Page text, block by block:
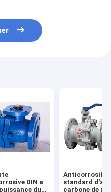
DIN a
du
Anticorrosif
standard
carbone de